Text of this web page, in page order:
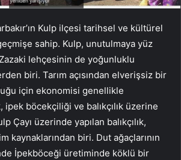
Kulp ilçesi tarihsel ve kültürel
sahip. Kulp, unutulmaya yüz
lehçesinin de yoğunluklu
biri. Tarım açısından elverişsiz bir
için ekonomisi genellikle
ipek böcekçiliği ve balıkçılık üzerine
Çayı üzerinde yapılan balıkçılık,
kaynaklarından biri. Dut ağaçlarının
İpekböceği üretiminde köklü bir